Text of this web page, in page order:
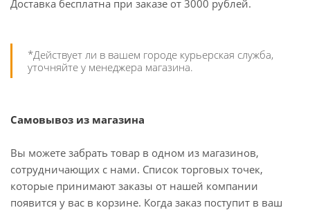
Доставка бесплатна при заказе от 3000 рублей.
*Действует ли в вашем городе курьерская служба,
уточняйте у менеджера магазина.
Самовывоз из магазина
Вы можете забрать товар в одном из магазинов,
сотрудничающих с нами. Список торговых точек,
которые принимают заказы от нашей компании
появится у вас в корзине. Когда заказ поступит в ваш